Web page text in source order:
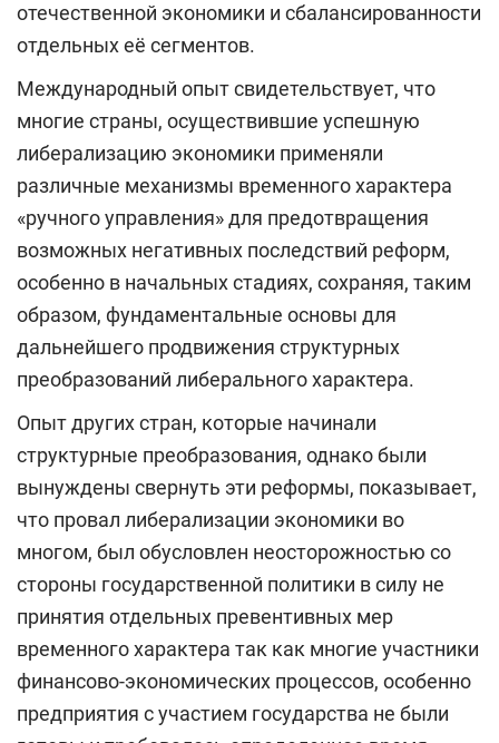
отечественной экономики и сбалансированности
отдельных её сегментов.
Международный опыт свидетельствует, что
многие страны, осуществившие успешную
либерализацию экономики применяли
различные механизмы временного характера
«ручного управления» для предотвращения
возможных негативных последствий реформ,
особенно в начальных стадиях, сохраняя, таким
образом, фундаментальные основы для
дальнейшего продвижения структурных
преобразований либерального характера.
Опыт других стран, которые начинали
структурные преобразования, однако были
вынуждены свернуть эти реформы, показывает,
что провал либерализации экономики во
многом, был обусловлен неосторожностью со
стороны государственной политики в силу не
принятия отдельных превентивных мер
временного характера так как многие участники
финансово-экономических процессов, особенно
предприятия с участием государства не были